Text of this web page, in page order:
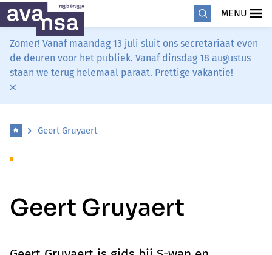
MENU
Zomer! Vanaf maandag 13 juli sluit ons secretariaat even
de deuren voor het publiek. Vanaf dinsdag 18 augustus
staan we terug helemaal paraat. Prettige vakantie!
Geert Gruyaert
Geert Gruyaert